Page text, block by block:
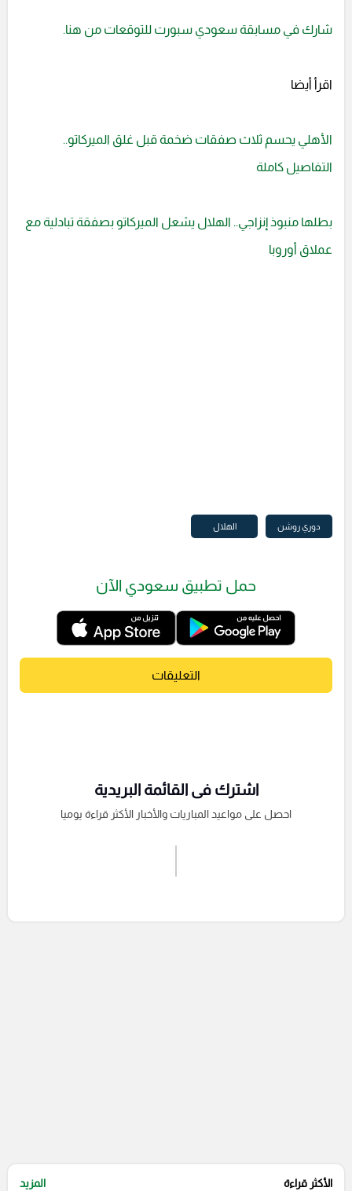
شارك في مسابقة سعودي سبورت للتوقعات من هنا.
اقرأ أيضا
الأهلي يحسم ثلاث صفقات ضخمة قبل غلق الميركاتو..
التفاصيل كاملة
بطلها منبوذ إنزاجي.. الهلال يشعل الميركاتو بصفقة تبادلية مع
عملاق أوروبا
دوري روشن الهلال
حمل تطبيق سعودي الآن
التعليقات
اشترك فى القائمة البريدية
احصل على مواعيد المباريات والأخبار الأكثر قراءة يوميا
الأكثر قراءة المزيد